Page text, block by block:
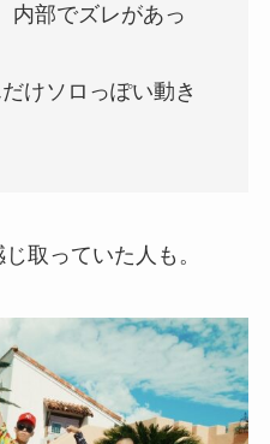
内部でズレがあっ
けソロっぽい動き
取っていた人も。